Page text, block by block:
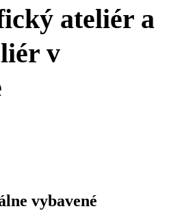
ateliér a
v
vybavené